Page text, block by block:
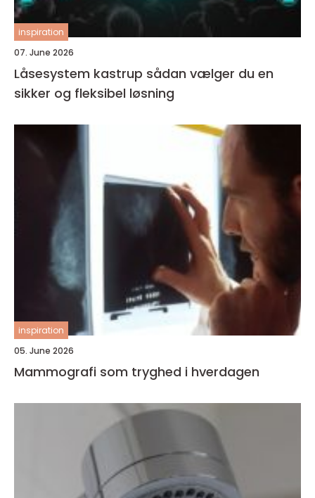
inspiration
07. June 2026
Låsesystem kastrup sådan vælger du en
sikker og fleksibel løsning
inspiration
05. June 2026
Mammografi som tryghed i hverdagen